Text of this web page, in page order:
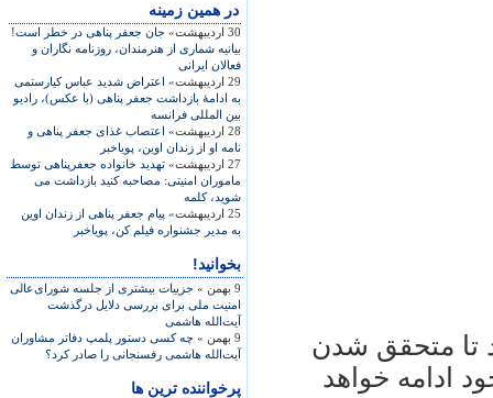
در همين زمينه
30 اردیبهشت»
جان جعفر پناهی در خطر است!
بيانيه شماری از هنرمندان، روزنامه نگاران و
فعالان ايرانی
29 اردیبهشت»
اعتراض شديد عباس کيارستمی
به ادامۀ بازداشت جعفر پناهی (با عکس)، راديو
بين المللی فرانسه
28 اردیبهشت»
اعتصاب غذای جعفر پناهی و
نامه او از زندان اوين، پوياخبر
27 اردیبهشت»
تهديد خانواده جعفرپناهی توسط
ماموران امنيتی: مصاحبه کنيد بازداشت می
شويد، کلمه
25 اردیبهشت»
پيام جعفر پناهی از زندان اوين
به مدير جشنواره فيلم کن، پوياخبر
بخوانید!
9 بهمن »
جزییات بیشتری از جلسه شورای‌عالی
امنیت ملی برای بررسی دلایل درگذشت
آیت‌الله هاشمی
9 بهمن »
چه کسی دستور پلمپ دفاتر مشاوران
آیت‌الله هاشمی رفسنجانی را صادر کرد؟
پرخواننده ترین ها
تا متحقق شدن
ادامه خواهد